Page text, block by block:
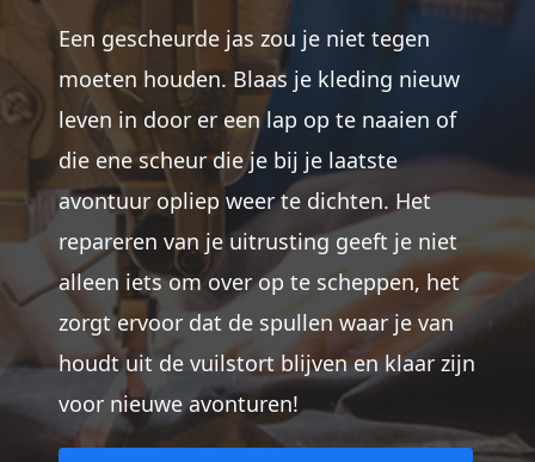
Een gescheurde jas zou je niet tegen
moeten houden. Blaas je kleding nieuw
leven in door er een lap op te naaien of
die ene scheur die je bij je laatste
avontuur opliep weer te dichten. Het
repareren van je uitrusting geeft je niet
alleen iets om over op te scheppen, het
zorgt ervoor dat de spullen waar je van
houdt uit de vuilstort blijven en klaar zijn
voor nieuwe avonturen!